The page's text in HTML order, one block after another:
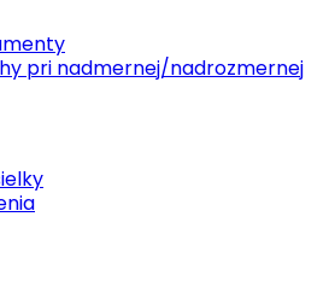
pri nadmernej/nadrozmernej